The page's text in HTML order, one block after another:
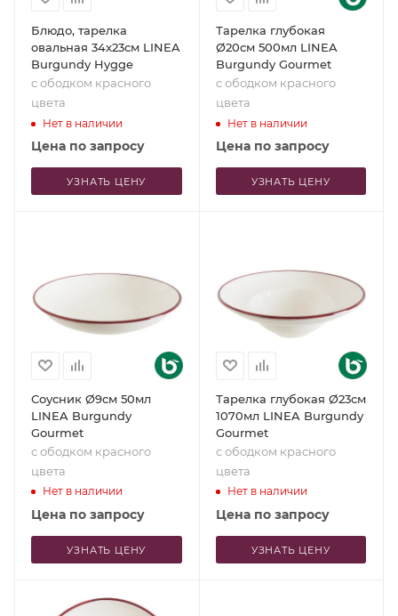
Блюдо, тарелка
овальная 34x23см LINEA
Burgundy Hygge
с ободком красного
цвета
Нет в наличии
Цена по запросу
УЗНАТЬ ЦЕНУ
Тарелка глубокая
Ø20см 500мл LINEA
Burgundy Gourmet
с ободком красного
цвета
Нет в наличии
Цена по запросу
УЗНАТЬ ЦЕНУ
Соусник Ø9см 50мл
LINEA Burgundy
Gourmet
с ободком красного
цвета
Нет в наличии
Цена по запросу
УЗНАТЬ ЦЕНУ
Тарелка глубокая Ø23см
1070мл LINEA Burgundy
Gourmet
с ободком красного
цвета
Нет в наличии
Цена по запросу
УЗНАТЬ ЦЕНУ